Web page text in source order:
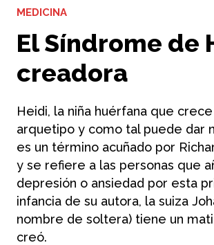
MEDICINA
El Síndrome de
creadora
Heidi, la niña huérfana que
arquetipo y como tal puede dar
es un término acuñado por
y se refiere a las personas que
depresión o ansiedad por esta
infancia de su autora, la suiza
nombre de soltera) tiene un
creó.